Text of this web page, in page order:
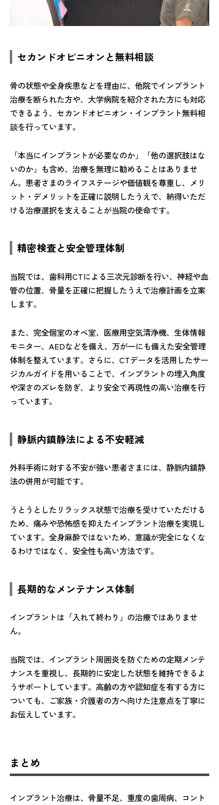
セカンドオピニオンと無料相談
骨の状態や全身疾患などを理由に、他院でインプラント
治療を断られた方や、大学病院を紹介された方にも対応
できるよう、セカンドオピニオン・インプラント無料相
談を行っています。
「本当にインプラントが必要なのか」「他の選択肢はな
いのか」も含め、治療を無理に勧めることはありませ
ん。患者さまのライフステージや価値観を尊重し、メリ
ット・デメリットを正確に説明したうえで、納得いただ
ける治療選択を支えることが当院の使命です。
精密検査と安全管理体制
当院では、歯科用CTによる三次元診断を行い、神経や血
管の位置、骨量を正確に把握したうえで治療計画を立案
します。
また、完全個室のオペ室、医療用空気清浄機、生体情報
モニター、AEDなどを備え、万が一にも備えた安全管理
体制を整えています。さらに、CTデータを活用したサー
ジカルガイドを用いることで、インプラントの埋入角度
や深さのズレを防ぎ、より安全で再現性の高い治療を行
っています。
静脈内鎮静法による不安軽減
外科手術に対する不安が強い患者さまには、静脈内鎮静
法の併用が可能です。
うとうとしたリラックス状態で治療を受けていただける
ため、痛みや恐怖感を抑えたインプラント治療を実現し
ています。全身麻酔ではないため、意識が完全になくな
るわけではなく、安全性も高い方法です。
長期的なメンテナンス体制
インプラントは「入れて終わり」の治療ではありませ
ん。
当院では、インプラント周囲炎を防ぐための定期メンテ
ナンスを重視し、長期的に安定した状態を維持できるよ
うサポートしています。高齢の方や認知症を有する方に
ついても、ご家族・介護者の方へ向けた注意点を丁寧に
お伝えしています。
まとめ
インプラント治療は、骨量不足、重度の歯周病、コント